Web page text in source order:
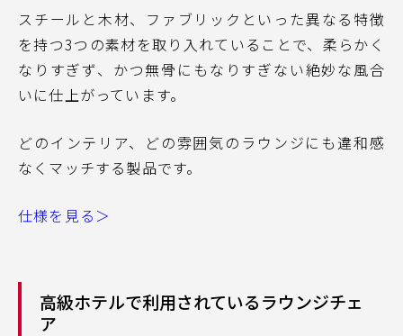
スチールと木材、ファブリックといった異なる特徴
を持つ3つの素材を取り入れていることで、柔らかく
なりすぎず、かつ無骨にもなりすぎない絶妙な風合
いに仕上がっています。
どのインテリア、どの雰囲気のラウンジにも違和感
なくマッチする製品です。
仕様を見る＞
高級ホテルで利用されているラウンジチェ
ア